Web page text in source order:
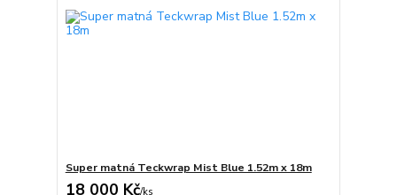
Super matná Teckwrap Mist Blue 1.52m x 18m
18 000 Kč/ks